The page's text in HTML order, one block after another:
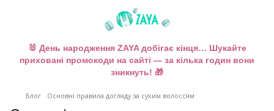
🐰 День народження ZAYA добігає кінця… Шукайте
приховані промокоди на сайті — за кілька годин вони
зникнуть! 🎁
Блог Основні правила догляду за сухим волоссям